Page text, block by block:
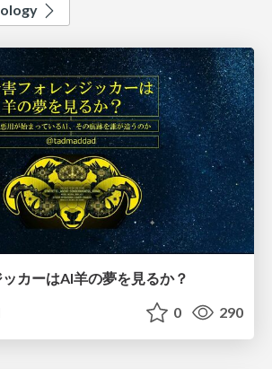
カーはAI羊の夢を見るか？
0 290